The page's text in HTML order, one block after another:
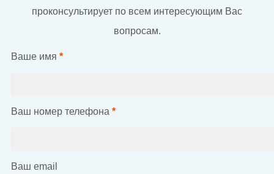
проконсультирует по всем интересующим Вас
вопросам.
Ваше имя *
Ваш номер телефона *
Ваш email